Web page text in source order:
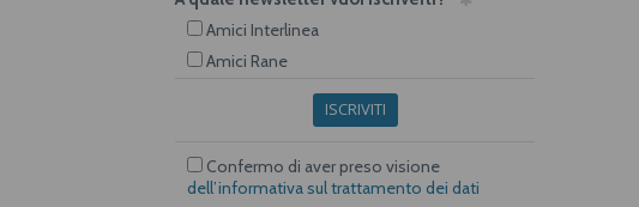
Amici Interlinea
Amici Rane
ISCRIVITI
Confermo di aver preso visione
dell’informativa sul trattamento dei dati